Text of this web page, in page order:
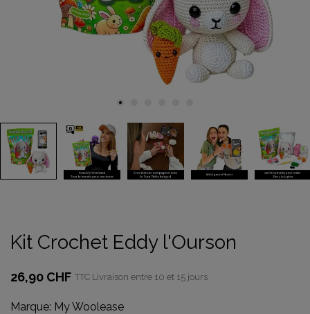
Kit Crochet Eddy l'Ourson
26,90 CHF TTC Livraison entre 10 et 15 jours
Marque: My Woolease